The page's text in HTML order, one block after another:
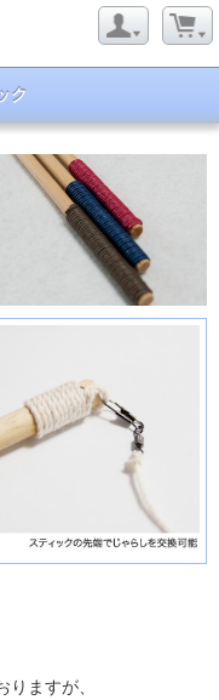
ク
ますが、